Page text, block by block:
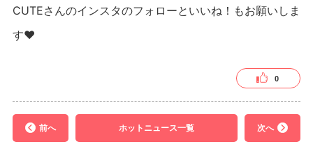
CUTEさんのインスタのフォローといいね！もお願いしま
す❤︎
0
前へ ホットニュース一覧 次へ